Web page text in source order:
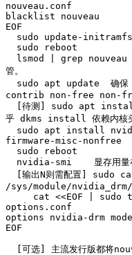
nouveau.conf
blacklist nouveau
EOF
管。
contrib non-free non-
乎 dkms install 依赖内核
firmware-misc-nonfree
/sys/module/nvidia_drm/
options.conf
options nvidia-drm
EOF